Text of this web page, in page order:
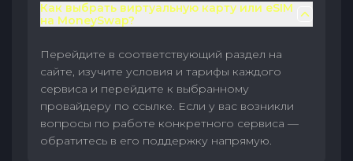
Как выбрать виртуальную карту или eSIM
на MoneySwap?
Перейдите в соответствующий раздел на
сайте, изучите условия и тарифы каждого
сервиса и перейдите к выбранному
провайдеру по ссылке. Если у вас возникли
вопросы по работе конкретного сервиса —
обратитесь в его поддержку напрямую.